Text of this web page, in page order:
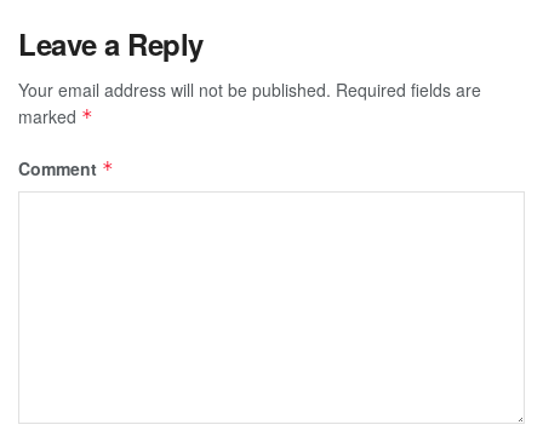
Leave a Reply
Your email address will not be published. Required fields are
marked *
Comment *